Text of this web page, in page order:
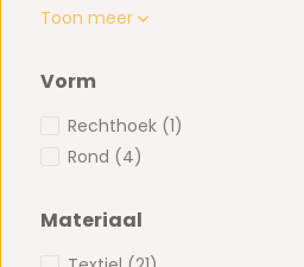
Toon meer
Vorm
Rechthoek (1)
Rond (4)
Materiaal